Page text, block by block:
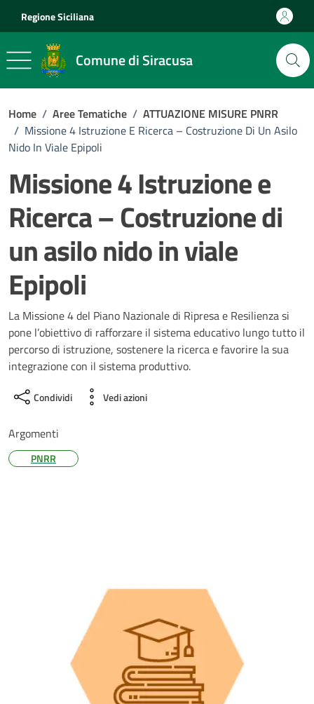
Regione Siciliana
Comune di Siracusa
Home / Aree Tematiche / ATTUAZIONE MISURE PNRR
/ Missione 4 Istruzione E Ricerca – Costruzione Di Un Asilo
Nido In Viale Epipoli
Missione 4 Istruzione e
Ricerca – Costruzione di
un asilo nido in viale
Epipoli
La Missione 4 del Piano Nazionale di Ripresa e Resilienza si
pone l’obiettivo di rafforzare il sistema educativo lungo tutto il
percorso di istruzione, sostenere la ricerca e favorire la sua
integrazione con il sistema produttivo.
Condividi Vedi azioni
Argomenti
PNRR